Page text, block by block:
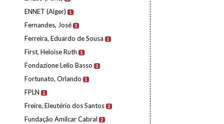
ENNET (Alger) 1
Fernandes, José 3
Ferreira, Eduardo de Sousa 1
First, Heloise Ruth 1
Fondazione Lelio Basso 3
Fortunato, Orlando 1
FPLN 1
Freire, Eleutério dos Santos 2
Fundação Amílcar Cabral 2